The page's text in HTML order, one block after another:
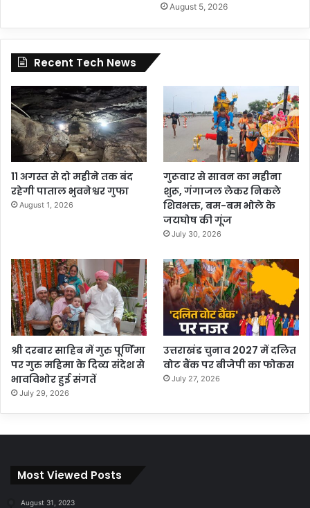
August 5, 2026
Recent Tech News
11 अगस्त से दो महीने तक बंद
रहेगी पाताल भुवनेश्वर गुफा
August 1, 2026
गुरूवार से सावन का महीना
शुरू, गंगाजल लेकर निकले
शिवभक्त, बम-बम भोले के
जयघोष की गूंज
July 30, 2026
श्री दरबार साहिब में गुरु पूर्णिमा
पर गुरु महिमा के दिव्य संदेश से
भावविभोर हुई संगतें
July 29, 2026
उत्तराखंड चुनाव 2027 में दलित
वोट बैंक पर बीजेपी का फोकस
July 27, 2026
Most Viewed Posts
August 31, 2023